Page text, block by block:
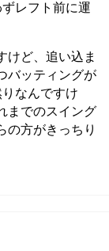
レフト前に運
ど、追い込ま
バッティングが
なんですけ
までのスイング
の方がきっちり